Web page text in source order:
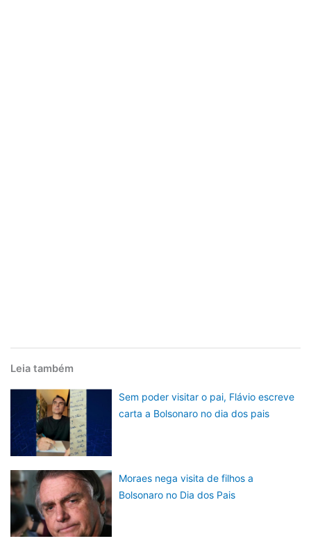
Leia também
Sem poder visitar o pai, Flávio escreve
carta a Bolsonaro no dia dos pais
Moraes nega visita de filhos a
Bolsonaro no Dia dos Pais